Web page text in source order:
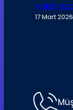
17 Mart 2026